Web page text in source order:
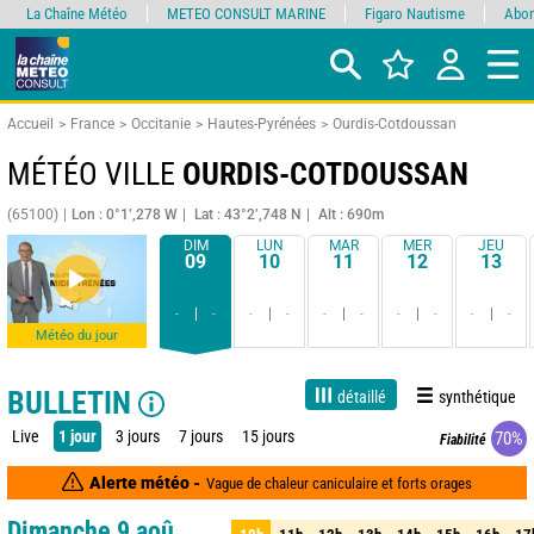
Accueil France Occitanie Hautes-Pyrénées Ourdis-Cotdoussan
MÉTÉO VILLE OURDIS-COTDOUSSAN
(65100) Lon : 0°1’,278 W Lat : 43°2’,748 N Alt : 690m
Météo du jour
DIM
09
- -
LUN
10
- -
MAR
11
- -
MER
12
- -
JEU
13
- -
BULLETIN détaillé synthétique
Live 1 jour 3 jours 7 jours 15 jours Fiabilité 70%
Alerte météo - Vague de chaleur caniculaire et forts orages
La Chaîne Météo METEO CONSULT MARINE Figaro Nautisme